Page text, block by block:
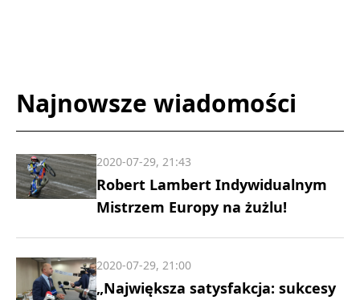
Najnowsze wiadomości
Robert Lambert Indywidualnym
Mistrzem Europy na żużlu!
2020-07-29, 21:43
„Największa satysfakcja: sukcesy
2020-07-29, 21:00